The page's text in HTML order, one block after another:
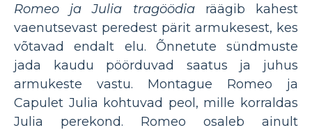
Romeo ja Julia tragöödiaräägib kahest
vaenutsevast peredest pärit armukesest, kes
võtavad endalt elu. Õnnetute sündmuste
jada kaudu pöörduvad saatus ja juhus
armukeste vastu. Montague Romeo ja
Capulet Julia kohtuvad peol, mille korraldas
Julia perekond. Romeo osaleb ainult